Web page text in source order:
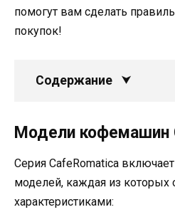
помогут вам сделать
покупок!
Содержание
Модели кофемашин
Серия CafeRomatica
моделей, каждая из которых
характеристиками: